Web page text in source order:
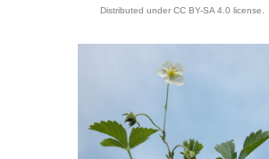
Distributed under CC BY-SA 4.0 license.